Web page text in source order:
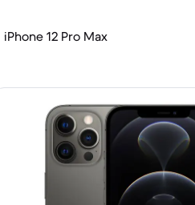
iPhone 12 Pro Max